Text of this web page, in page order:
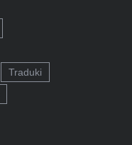
Traduki